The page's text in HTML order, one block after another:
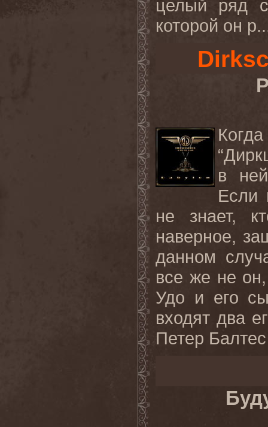
целый ряд
которой он
в
Если
не знает,
наверное,
данном
все же не
Удо и его
входят два
Петер